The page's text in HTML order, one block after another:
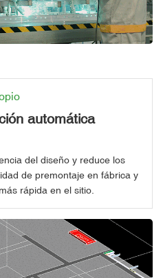
automática
del diseño y reduce los
de premontaje en fábrica y
rápida en el sitio.